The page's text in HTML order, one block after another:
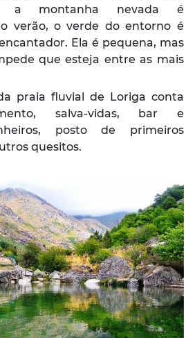
a montanha nevada é
verão, o verde do entorno é
Ela é pequena, mas
que esteja entre as mais
praia fluvial de Loriga conta
salva-vidas, bar e
posto de primeiros
quesitos.